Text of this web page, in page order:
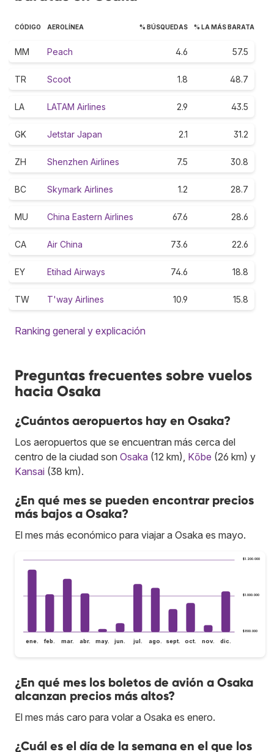
CÓDIGO AEROLÍNEA % BÚSQUEDAS % LA MÁS BARATA
MM Peach 4.6 57.5
TR Scoot 1.8 48.7
LA LATAM Airlines 2.9 43.5
GK Jetstar Japan 2.1 31.2
ZH Shenzhen Airlines 7.5 30.8
BC Skymark Airlines 1.2 28.7
MU China Eastern Airlines 67.6 28.6
CA Air China 73.6 22.6
EY Etihad Airways 74.6 18.8
TW T'way Airlines 10.9 15.8
Ranking general y explicación
Preguntas frecuentes sobre vuelos
hacia Osaka
¿Cuántos aeropuertos hay en Osaka?
Los aeropuertos que se encuentran más cerca del
centro de la ciudad son Osaka (12 km), Kōbe (26 km) y
Kansai (38 km).
¿En qué mes se pueden encontrar precios
más bajos a Osaka?
El mes más económico para viajar a Osaka es mayo.
$800.000
$1.000.000
$1.200.000
ene. feb. mar. abr. may. jun. jul. ago. sept. oct. nov. dic.
¿En qué mes los boletos de avión a Osaka
alcanzan precios más altos?
El mes más caro para volar a Osaka es enero.
¿Cuál es el día de la semana en el que los